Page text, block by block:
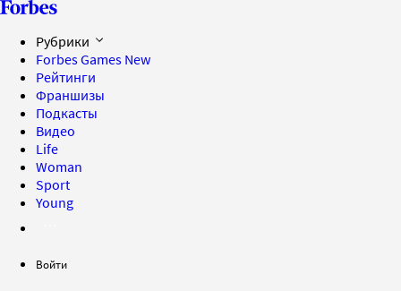
Рубрики
Forbes Games New
Рейтинги
Франшизы
Подкасты
Видео
Life
Woman
Sport
Young
Войти